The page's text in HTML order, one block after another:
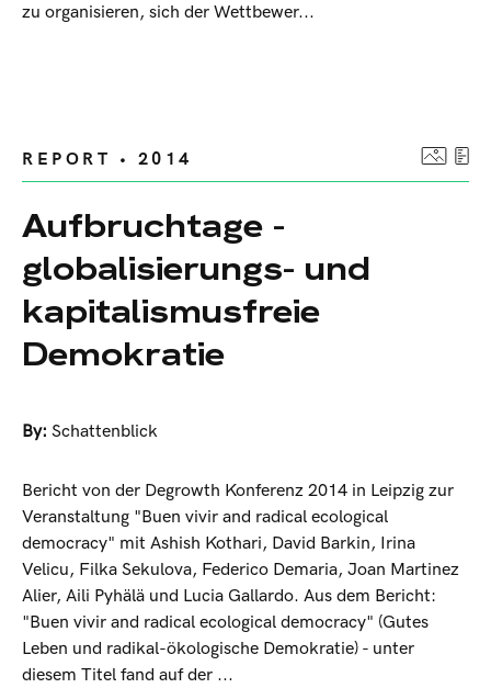
zu organisieren, sich der Wettbewer...
REPORT • 2014
Aufbruchtage -
globalisierungs- und
kapitalismusfreie
Demokratie
By: Schattenblick
Bericht von der Degrowth Konferenz 2014 in Leipzig zur
Veranstaltung "Buen vivir and radical ecological
democracy" mit Ashish Kothari, David Barkin, Irina
Velicu, Filka Sekulova, Federico Demaria, Joan Martinez
Alier, Aili Pyhälä und Lucia Gallardo. Aus dem Bericht:
"Buen vivir and radical ecological democracy" (Gutes
Leben und radikal-ökologische Demokratie) - unter
diesem Titel fand auf der ...